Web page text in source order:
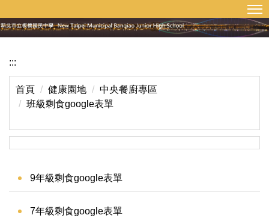
到
主
內
網站導覽
:::
首頁 健康園地
中央餐廚專區
班級剩食google表單
9年級剩食google表單
7年級剩食google表單